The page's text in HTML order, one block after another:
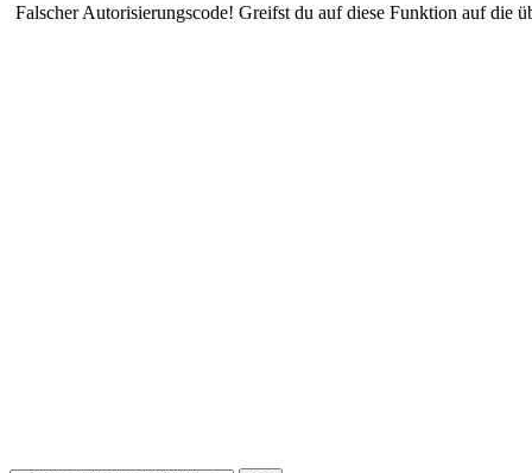
Falscher Autorisierungscode! Greifst du auf diese Funktion auf die